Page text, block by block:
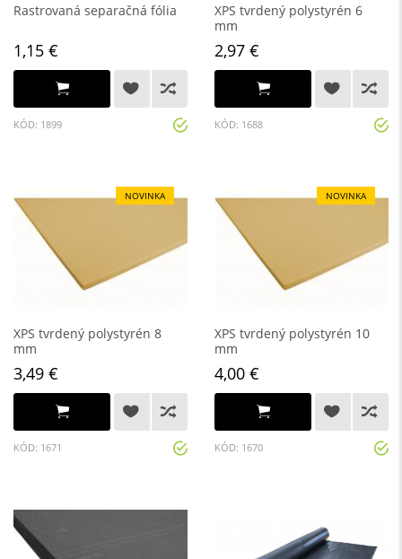
Rastrovaná separačná fólia
1,15 €
KÓD: 1899
XPS tvrdený polystyrén 6
mm
2,97 €
KÓD: 1688
NOVINKA
XPS tvrdený polystyrén 8
mm
3,49 €
KÓD: 1671
NOVINKA
XPS tvrdený polystyrén 10
mm
4,00 €
KÓD: 1670